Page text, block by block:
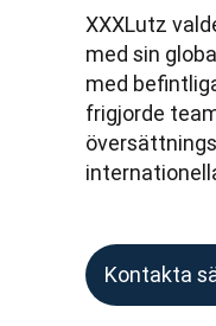
XXXLutz
med sin
med
frigjorde
Kontakta